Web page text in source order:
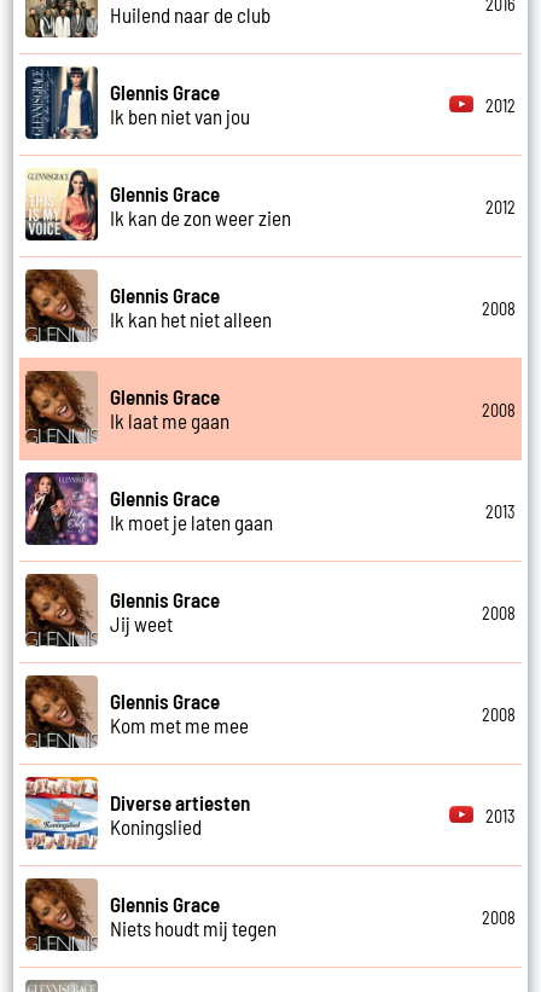
Huilend naar de club
2016
Glennis Grace
Ik ben niet van jou
2012
Glennis Grace
Ik kan de zon weer zien
2012
Glennis Grace
Ik kan het niet alleen
2008
Glennis Grace
Ik laat me gaan
2008
Glennis Grace
Ik moet je laten gaan
2013
Glennis Grace
Jij weet
2008
Glennis Grace
Kom met me mee
2008
Diverse artiesten
Koningslied
2013
Glennis Grace
Niets houdt mij tegen
2008